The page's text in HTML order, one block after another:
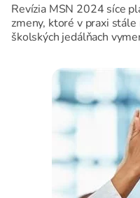
Revízia MSN 2024 síce
zmeny, ktoré v praxi stále
školských jedálňach
čo už je za hranou?